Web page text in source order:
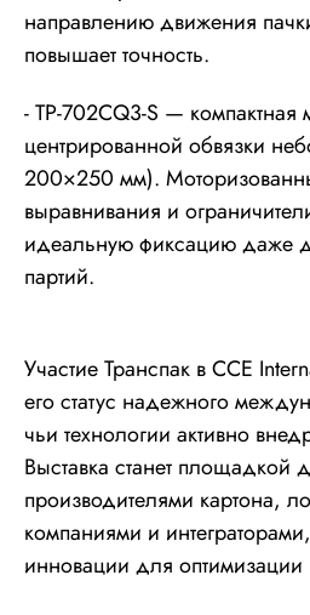
направлению движения
повышает точность.
- TP-702CQ3-S —
центрированной обвязки
200×250 мм).
выравнивания и
идеальную фиксацию даже
партий.
Участие Транспак в CCE
его статус надежного
чьи технологии активно
Выставка станет площадкой
производителями картона,
компаниями и
инновации для оптимизации